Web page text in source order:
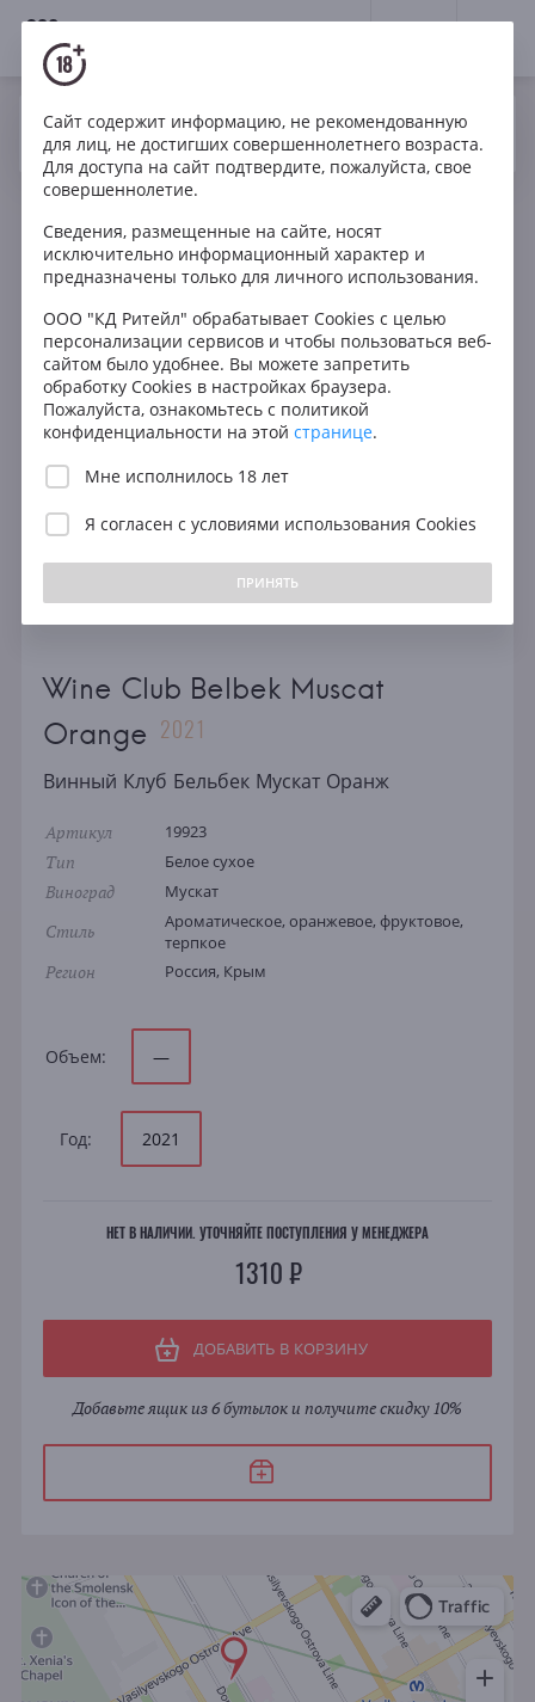
18+
Ваш город Москва ? Да
Вино Белое Сухое
Россия
Wine Club Belbek Muscat Orange
Wine Club Belbek Muscat
Orange 2021
Винный Клуб Бельбек Мускат Оранж
Артикул 19923
Тип Белое сухое
Виноград Мускат
Стиль
Ароматическое, оранжевое, фруктовое,
терпкое
Регион Россия, Крым
Объем: —
Год: 2021
НЕТ В НАЛИЧИИ. УТОЧНЯЙТЕ ПОСТУПЛЕНИЯ У МЕНЕДЖЕРА
1310 ₽
ДОБАВИТЬ В КОРЗИНУ
Добавьте ящик из 6 бутылок и получите скидку 10%
Сайт содержит информацию, не рекомендованную
для лиц, не достигших совершеннолетнего возраста.
Для доступа на сайт подтвердите, пожалуйста, свое
совершеннолетие.
Сведения, размещенные на сайте, носят
исключительно информационный характер и
предназначены только для личного использования.
ООО "КД Ритейл" обрабатывает Cookies с целью
персонализации сервисов и чтобы пользоваться веб-
сайтом было удобнее. Вы можете запретить
обработку Cookies в настройках браузера.
Пожалуйста, ознакомьтесь с политикой
конфиденциальности на этой странице.
Мне исполнилось 18 лет
Я согласен с условиями использования Cookies
ПРИНЯТЬ